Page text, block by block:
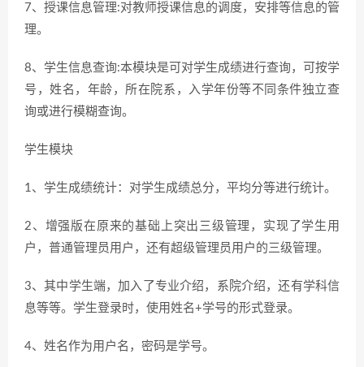
7、授课信息管理:对教师授课信息的调度，安排等信息的管
理。
8、学生信息查询:本模块是可对学生成绩进行查询，可按学
号，姓名，年龄，所在院系，入学年份等不同条件独立查
询或进行模糊查询。
学生模块
1、学生成绩统计：对学生成绩总分，平均分等进行统计。
2、增强版在原来的基础上突出三级管理，实现了学生用
户，普通管理员用户，还有超级管理员用户的三级管理。
3、其中学生端，加入了专业介绍，系院介绍，还有学科信
息等等。学生登录时，使用姓名+学号的形式登录。
4、姓名作为用户名，密码是学号。